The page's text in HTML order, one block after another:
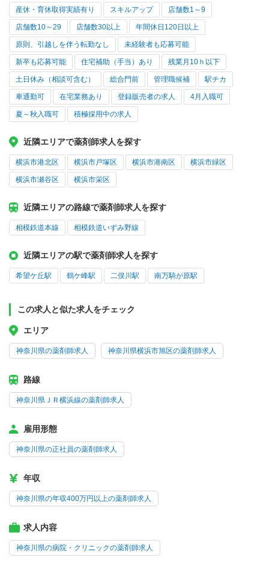
産休・育休取得実績有り スキルアップ 店舗数1～9
店舗数10～29 店舗数30以上 年間休日120日以上
原則、引越しを伴う転勤なし 未経験者も応募可能
新卒も応募可能 住宅補助（手当）あり 残業月10ｈ以下
土日休み（相談可含む） 総合門前 管理職候補 駅チカ
車通勤可 在宅業務あり 登録販売者の求人 4月入職可
夏～秋入職可 積極採用中の求人
近隣エリアで薬剤師求人を探す
横浜市港北区 横浜市戸塚区 横浜市港南区 横浜市緑区
横浜市瀬谷区 横浜市栄区
近隣エリアの路線で薬剤師求人を探す
相模鉄道本線 相模鉄道いずみ野線
近隣エリアの駅で薬剤師求人を探す
希望ケ丘駅 鶴ケ峰駅 二俣川駅 南万騎が原駅
この求人と似た求人をチェック
エリア
神奈川県の薬剤師求人 神奈川県横浜市旭区の薬剤師求人
路線
神奈川県ＪＲ横浜線の薬剤師求人
雇用形態
神奈川県の正社員の薬剤師求人
年収
神奈川県の年収400万円以上の薬剤師求人
求人内容
神奈川県の病院・クリニックの薬剤師求人